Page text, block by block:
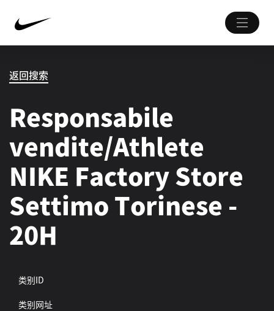
返回搜索
Responsabile
vendite/Athlete
NIKE Factory Store
Settimo Torinese -
20H
类别ID
类别网址